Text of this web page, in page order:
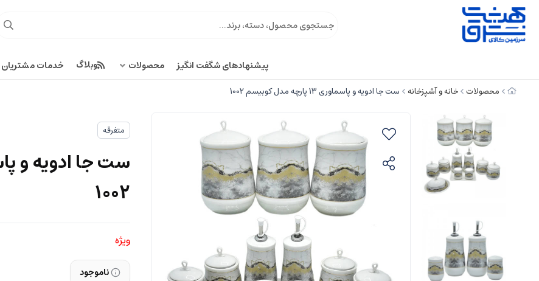
پیشنهادهای شگفت انگیز محصولات وبلاگ خدمات مشتریان
محصولات خانه و آشپزخانه ست جا ادویه و پاسماوری 13 پارچه مدل کوبیسم 1002
متفرقه
1002
ویژه
ناموجود